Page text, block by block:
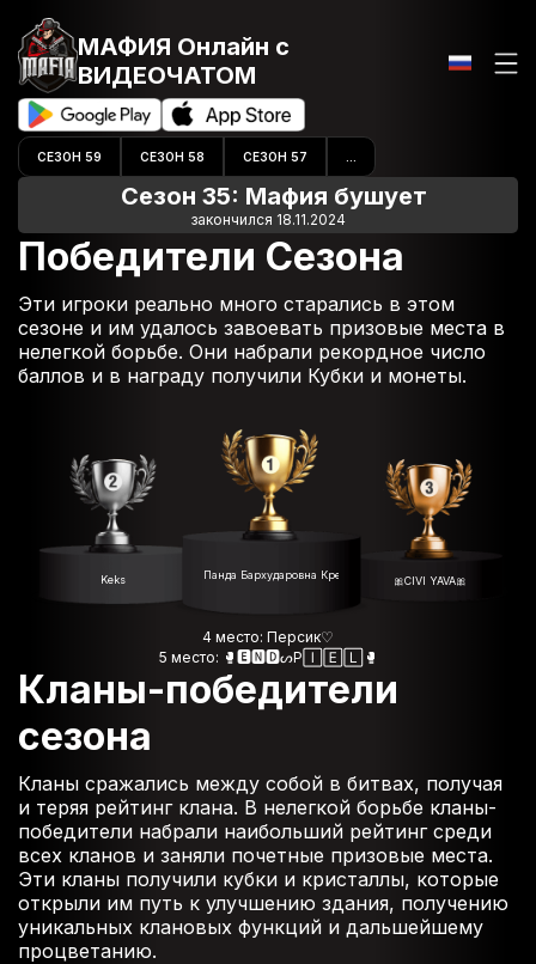
МАФИЯ Онлайн с
ВИДЕОЧАТОМ
СЕЗОН 59 СЕЗОН 58 СЕЗОН 57
Сезон 35: Мафия бушует
закончился 18.11.2024
Победители Сезона
Эти игроки реально много старались в этом
сезоне и им удалось завоевать призовые места в
нелегкой борьбе. Они набрали рекордное число
баллов и в награду получили Кубки и монеты.
Панда Бархударовна Креативная 🐼
Keks 🎀CIVI YAVA🎀
4 место: Персик♡
5 место: 🥊🅴🅽🅳ᔕP🄸🄴🄻🥊
Кланы-победители
сезона
Кланы сражались между собой в битвах, получая
и теряя рейтинг клана. В нелегкой борьбе кланы-
победители набрали наибольший рейтинг среди
всех кланов и заняли почетные призовые места.
Эти кланы получили кубки и кристаллы, которые
открыли им путь к улучшению здания, получению
уникальных клановых функций и дальшейшему
процветанию.